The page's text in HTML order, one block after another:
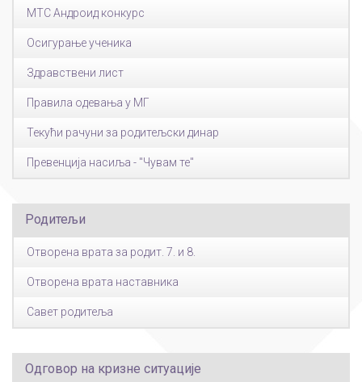
МТС Андроид конкурс
Осигурање ученика
Здравствени лист
Правила одевања у МГ
Текући рачуни за родитељски динар
Превенција насиља - "Чувам те"
Родитељи
Отворена врата за родит. 7. и 8.
Отворена врата наставника
Савет родитеља
Одговор на кризне ситуације